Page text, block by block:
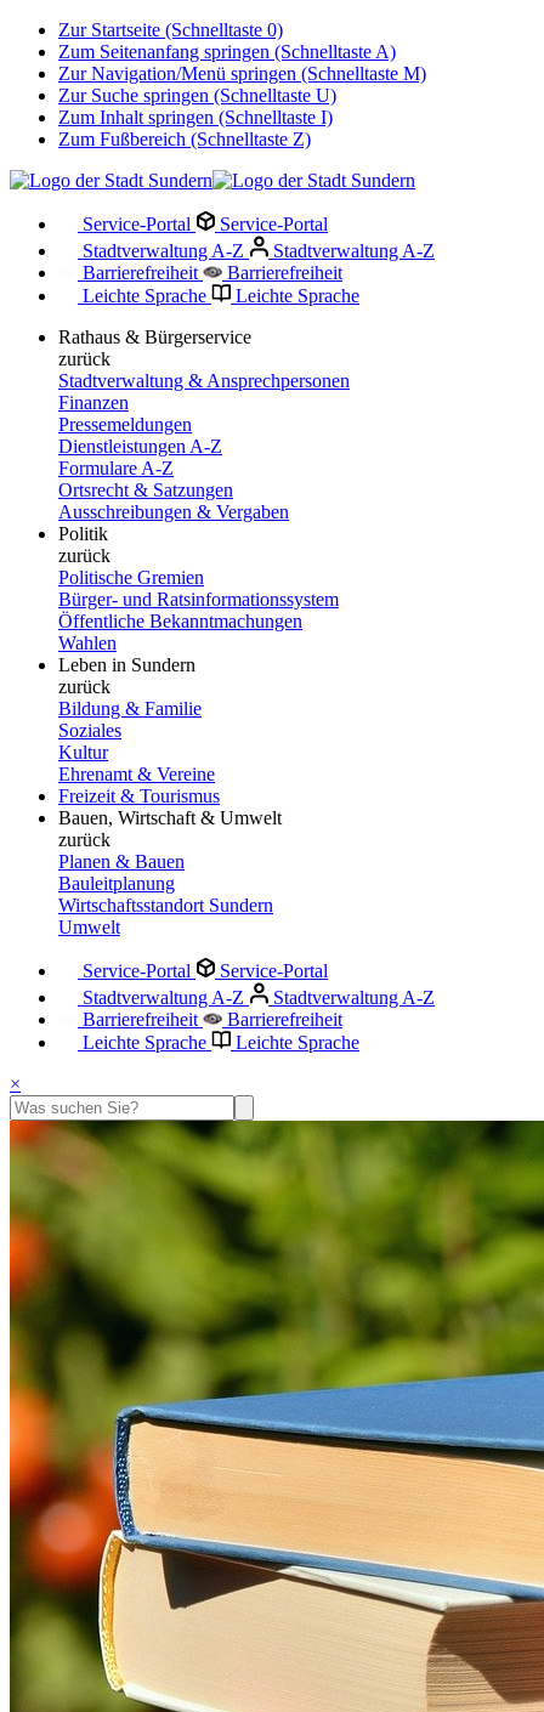
Zur Startseite (Schnelltaste 0)
Zum Seitenanfang springen (Schnelltaste A)
Zur Navigation/Menü springen (Schnelltaste M)
Zur Suche springen (Schnelltaste U)
Zum Inhalt springen (Schnelltaste I)
Zum Fußbereich (Schnelltaste Z)
Service-Portal
Service-Portal
Stadtverwaltung A-Z
Stadtverwaltung A-Z
Barrierefreiheit
Barrierefreiheit
Leichte Sprache
Leichte Sprache
Rathaus & Bürgerservice
zurück
Stadtverwaltung & Ansprechpersonen
Finanzen
Pressemeldungen
Dienstleistungen A-Z
Formulare A-Z
Ortsrecht & Satzungen
Ausschreibungen & Vergaben
Politik
zurück
Politische Gremien
Bürger- und Ratsinformationssystem
Öffentliche Bekanntmachungen
Wahlen
Leben in Sundern
zurück
Bildung & Familie
Soziales
Kultur
Ehrenamt & Vereine
Freizeit & Tourismus
Bauen, Wirtschaft & Umwelt
zurück
Planen & Bauen
Bauleitplanung
Wirtschaftsstandort Sundern
Umwelt
Service-Portal
Service-Portal
Stadtverwaltung A-Z
Stadtverwaltung A-Z
Barrierefreiheit
Barrierefreiheit
Leichte Sprache
Leichte Sprache
×